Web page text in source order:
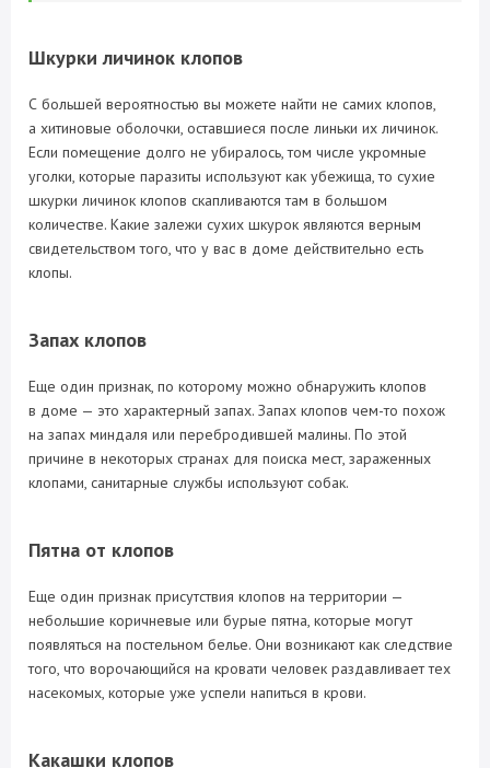
Шкурки личинок клопов
С большей вероятностью вы можете найти не самих клопов,
а хитиновые оболочки, оставшиеся после линьки их личинок.
Если помещение долго не убиралось, том числе укромные
уголки, которые паразиты используют как убежища, то сухие
шкурки личинок клопов скапливаются там в большом
количестве. Какие залежи сухих шкурок являются верным
свидетельством того, что у вас в доме действительно есть
клопы.
Запах клопов
Еще один признак, по которому можно обнаружить клопов
в доме — это характерный запах. Запах клопов чем-то похож
на запах миндаля или перебродившей малины. По этой
причине в некоторых странах для поиска мест, зараженных
клопами, санитарные службы используют собак.
Пятна от клопов
Еще один признак присутствия клопов на территории —
небольшие коричневые или бурые пятна, которые могут
появляться на постельном белье. Они возникают как следствие
того, что ворочающийся на кровати человек раздавливает тех
насекомых, которые уже успели напиться в крови.
Какашки клопов